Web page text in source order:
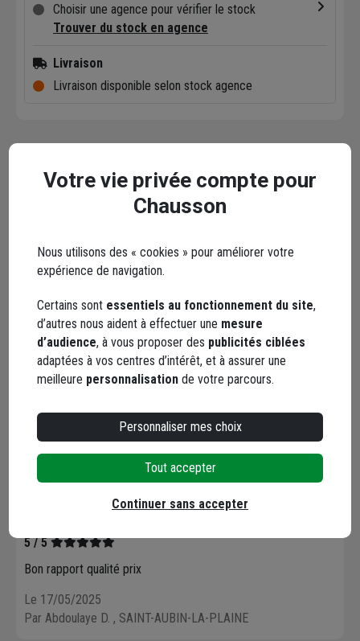
Choisir une agence pour vérifier le stock
Trouver du stock en agence
Livraison
Livraison disponible selon stock agence
Description
Documents
Avis clients Seuls les clients ayant commandé ce produit
5,0 / 5
1 avis
5 / 5
Bon rapport qualité prix
Le 17/05/2025
Par Abdoulaye D. , SAINT-AUBIN-LA-PLAINE
Votre vie privée compte pour
Chausson
Nous utilisons des « cookies » pour améliorer votre
expérience de navigation.
Certains sont essentiels au fonctionnement du site,
d’autres nous aident à effectuer une mesure
d’audience, à vous proposer des publicités ciblées
adaptées à vos centres d’intérêt, et à assurer une
meilleure personnalisation de votre parcours.
Personnaliser mes choix
Tout accepter
Continuer sans accepter